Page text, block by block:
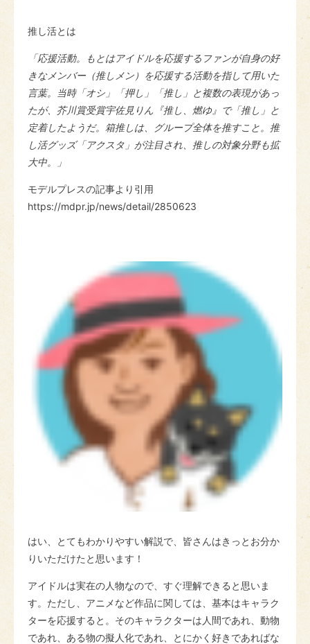
推し活とは
「応援活動。もとはアイドルを応援するファンが自身の好
きなメンバー（推しメン）を応援する活動を指して用いた
言葉。当時「オシ」「押し」「推し」と複数の表現があっ
たが、芥川賞受賞宇佐見りん『推し、燃ゆ』で「推し」と
定着したようだ。箱推しは、グループ全体を推すこと。推
し活グッズ「アクスタ」が注目され、推しの対象分野も拡
大中。」
モデルプレスの記事より引用
https://mdpr.jp/news/detail/2850623
はい、とてもわかりやすい解説で、皆さんはきっとお分か
りいただけたと思います！
アイドルは実在の人物なので、すぐ理解できると思いま
す。ただし、アニメなど作品に関しては、基本はキャラク
ターを応援すると。そのキャラクターは人間であれ、動物
であれ、ある物の擬人化であれ、とにかく好きであればな